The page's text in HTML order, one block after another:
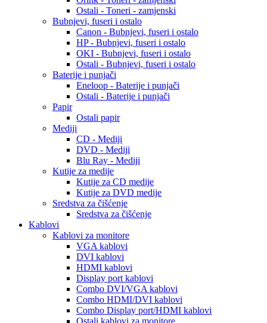
Ostali - Toneri - zamjenski
Bubnjevi, fuseri i ostalo
Canon - Bubnjevi, fuseri i ostalo
HP - Bubnjevi, fuseri i ostalo
OKI - Bubnjevi, fuseri i ostalo
Ostali - Bubnjevi, fuseri i ostalo
Baterije i punjači
Eneloop - Baterije i punjači
Ostali - Baterije i punjači
Papir
Ostali papir
Mediji
CD - Mediji
DVD - Mediji
Blu Ray - Mediji
Kutije za medije
Kutije za CD medije
Kutije za DVD medije
Sredstva za čišćenje
Sredstva za čišćenje
Kablovi
Kablovi za monitore
VGA kablovi
DVI kablovi
HDMI kablovi
Display port kablovi
Combo DVI/VGA kablovi
Combo HDMI/DVI kablovi
Combo Display port/HDMI kablovi
Ostali kablovi za monitore